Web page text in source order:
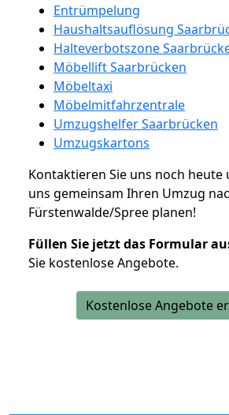
Entrümpelung
Haushaltsauflösung
Halteverbotszone
Möbellift Saarbrücken
Möbeltaxi
Möbelmitfahrzentrale
Umzugshelfer Saarbrücken
Umzugskartons
Kontaktieren Sie uns noch heute
uns gemeinsam Ihren Umzug
Fürstenwalde/Spree planen!
Füllen Sie jetzt das Formular
Sie kostenlose Angebote.
Kostenlose Angebote